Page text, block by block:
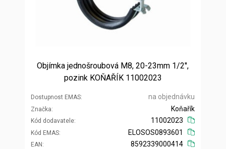
Objímka jednošroubová M8, 20-23mm 1/2'',
pozink KOŇAŘÍK 11002023
Dostupnost EMAS na objednávku
Značka
Kód dodavatele
Koňařík
11002023
Kód EMAS
EAN
ELOSOS0893601
8592339000414